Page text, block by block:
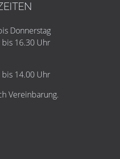
Donnerstag
16.30 Uhr
14.00 Uhr
Vereinbarung.